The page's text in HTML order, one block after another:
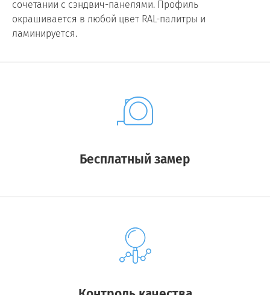
сочетании с сэндвич-панелями. Профиль
окрашивается в любой цвет RAL-палитры и
ламинируется.
Бесплатный замер